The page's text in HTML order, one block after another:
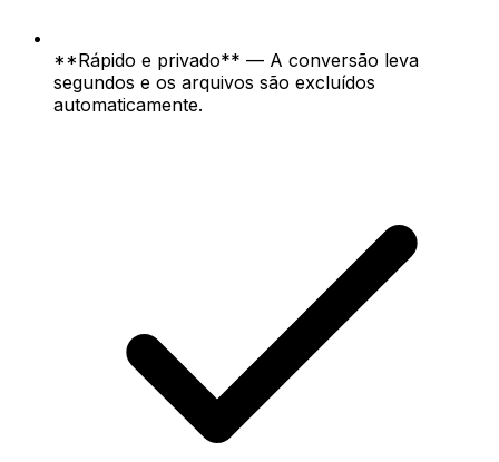
**Rápido e privado** — A conversão leva
segundos e os arquivos são excluídos
automaticamente.